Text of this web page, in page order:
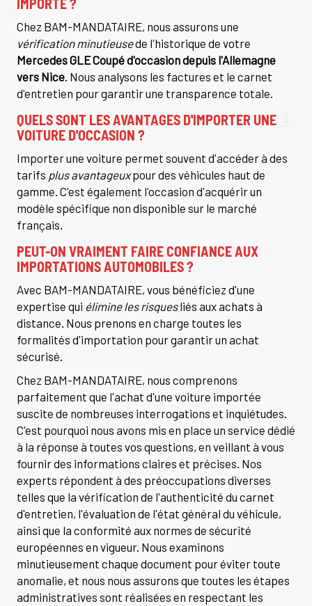
IMPORTÉ ?
Chez BAM-MANDATAIRE, nous assurons une
vérification minutieusede l'historique de votre
Mercedes GLE Coupé d'occasion depuis l'Allemagne
vers Nice. Nous analysons les factures et le carnet
d'entretien pour garantir une transparence totale.
QUELS SONT LES AVANTAGES D'IMPORTER UNE
VOITURE D'OCCASION ?
Importer une voiture permet souvent d'accéder à des
tarifs plus avantageuxpour des véhicules haut de
gamme. C'est également l'occasion d'acquérir un
modèle spécifique non disponible sur le marché
français.
PEUT-ON VRAIMENT FAIRE CONFIANCE AUX
IMPORTATIONS AUTOMOBILES ?
Avec BAM-MANDATAIRE, vous bénéficiez d'une
expertise qui élimine les risquesliés aux achats à
distance. Nous prenons en charge toutes les
formalités d'importation pour garantir un achat
sécurisé.
Chez BAM-MANDATAIRE, nous comprenons
parfaitement que l'achat d'une voiture importée
suscite de nombreuses interrogations et inquiétudes.
C'est pourquoi nous avons mis en place un service dédié
à la réponse à toutes vos questions, en veillant à vous
fournir des informations claires et précises. Nos
experts répondent à des préoccupations diverses
telles que la vérification de l'authenticité du carnet
d'entretien, l'évaluation de l'état général du véhicule,
ainsi que la conformité aux normes de sécurité
européennes en vigueur. Nous examinons
minutieusement chaque document pour éviter toute
anomalie, et nous nous assurons que toutes les étapes
administratives sont réalisées en respectant les